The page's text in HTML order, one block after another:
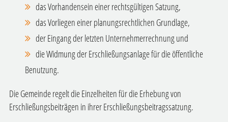
das Vorhandensein einer rechtsgültigen Satzung,
das Vorliegen einer planungsrechtlichen Grundlage,
der Eingang der letzten Unternehmerrechnung und
die Widmung der Erschließungsanlage für die öffentliche
Benutzung.
Die Gemeinde regelt die Einzelheiten für die Erhebung von
Erschließungsbeiträgen in ihrer Erschließungsbeitragssatzung.